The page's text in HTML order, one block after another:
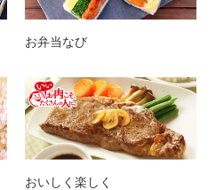
お弁当なび
おいしく楽しく